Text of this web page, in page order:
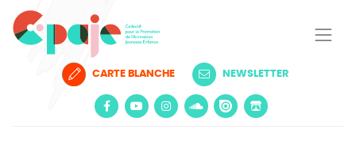
CARTE BLANCHE NEWSLETTER